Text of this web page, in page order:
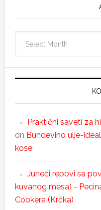
Praktični saveti za
on Bundevino ulje-
kose
Juneći repovi sa
kuvanog mesa) -
Cookera (Krčka)